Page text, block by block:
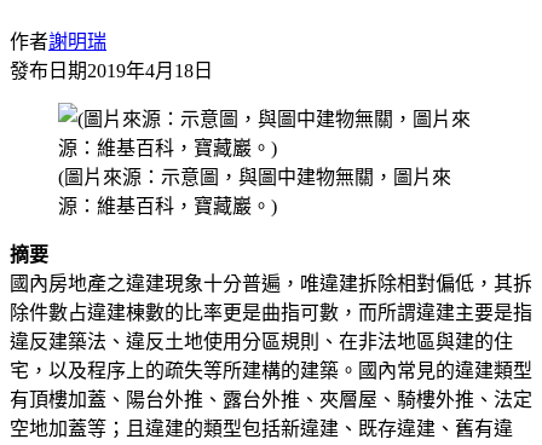
作者謝明瑞
發布日期2019年4月18日
(圖片來源：示意圖，與圖中建物無關，圖片來
源：維基百科，寶藏巖。)
摘要
國內房地產之違建現象十分普遍，唯違建拆除相對偏低，其拆
除件數占違建棟數的比率更是曲指可數，而所謂違建主要是指
違反建築法、違反土地使用分區規則、在非法地區與建的住
宅，以及程序上的疏失等所建構的建築。國內常見的違建類型
有頂樓加蓋、陽台外推、露台外推、夾層屋、騎樓外推、法定
空地加蓋等；且違建的類型包括新違建、既存違建、舊有違